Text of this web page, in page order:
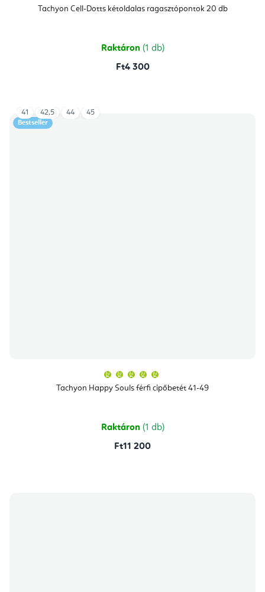
Tachyon Cell-Dotts kétoldalas ragasztópontok 20 db
Raktáron (1 db)
Ft4 300
Bestseller
Tachyon Happy Souls férfi cipőbetét 41-49
átlagos
értékelése
csillag.
Raktáron (1 db)
Ft11 200
41 42,5 44 45